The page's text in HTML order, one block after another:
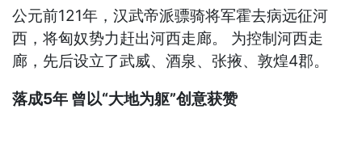
公元前121年，汉武帝派骠骑将军霍去病远征河
西，将匈奴势力赶出河西走廊。 为控制河西走
廊，先后设立了武威、酒泉、张掖、敦煌4郡。
落成5年 曾以“大地为躯”创意获赞